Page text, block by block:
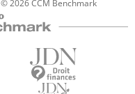
© 2026 CCM Benchmark